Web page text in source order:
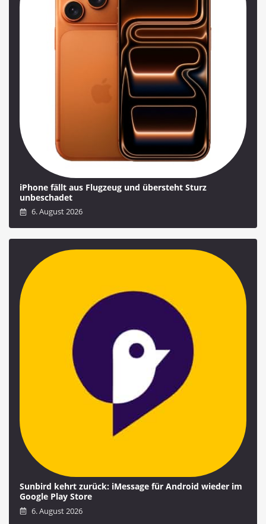
iPhone fällt aus Flugzeug und übersteht Sturz
unbeschadet
6. August 2026
Sunbird kehrt zurück: iMessage für Android wieder im
Google Play Store
6. August 2026